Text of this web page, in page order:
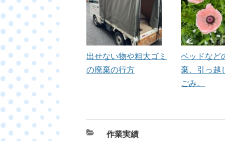
出せない物や粗大ゴミ
の廃棄の行方
ベッドなど
棄、引っ越
ごみ。
カ
作業実績